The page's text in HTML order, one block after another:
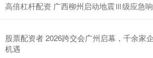
高倍杠杆配资 广西柳州启动地震Ⅲ级应急
股票配资者 2026跨交会广州启幕，千余家
机遇